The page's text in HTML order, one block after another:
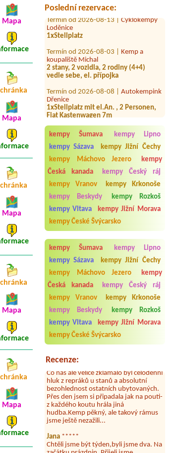
Poslední rezervace:
Termín od 2026-08-13 |
Loděnice
1xStellplatz
koupaliště Michal
2 stany, 2 vozidla, 2 rodiny (4+4)
vedle sebe, el. přípojka
Dřenice
1xStellplatz mit el.An. , 2 Personen,
Fiat Kastenwagen 7m
Šternberk
chatka pro 2 osoby + pes
Termín od 2026-08-21 |
Morava camp
6L
Jezero
1misto u vody karavan +auto
+elektřina
Termín od 2026-08-09 |
kemp Křtiny
Termín od 2026-07-30 |Autokemp
Apollo
kempy Šumava
kempy Lipno
kempy Sázava
kempy Jižní Čechy
kempy Máchovo Jezero
kempy
Česká kanada
kempy Český ráj
kempy Vranov
kempy Krkonoše
kempy Beskydy
kempy Rozkoš
kempy Vltava
kempy Jižní Morava
kempy České Švýcarsko
kempy Šumava
kempy Lipno
kempy Sázava
kempy Jižní Čechy
kempy Máchovo Jezero
kempy
Česká kanada
kempy Český ráj
kempy Vranov
kempy Krkonoše
kempy Beskydy
kempy Rozkoš
kempy Vltava
kempy Jižní Morava
kempy České Švýcarsko
Recenze:
Aneta Melicharová
***
Byli jsme zde v týdnu od 25.7. do 1.8.
umývárně i na WC bylo vždy čisto,
doplněný papír i utěrky, což při
množství návštěvníků není
restaurace, kebab a další občerstvení.
Co nás ale velice zklamalo byl celodenní
hluk z repráků u stanů a absolutní
bezohlednost ostatních ubytovaných.
Přes den jsem si připadala jak na pouti-
z každého koutu hrála jiná
hudba.Kemp pěkný, ale takový rámus
jsme ještě nezažili...
Chtěli jsme být týden,byli jsme dva. Na
začátku prázdnin. Přijeli jsme
Mapa
Mapa
Mapa
Mapa
Mapa